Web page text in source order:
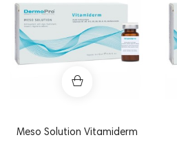
Meso Solution Vitamiderm